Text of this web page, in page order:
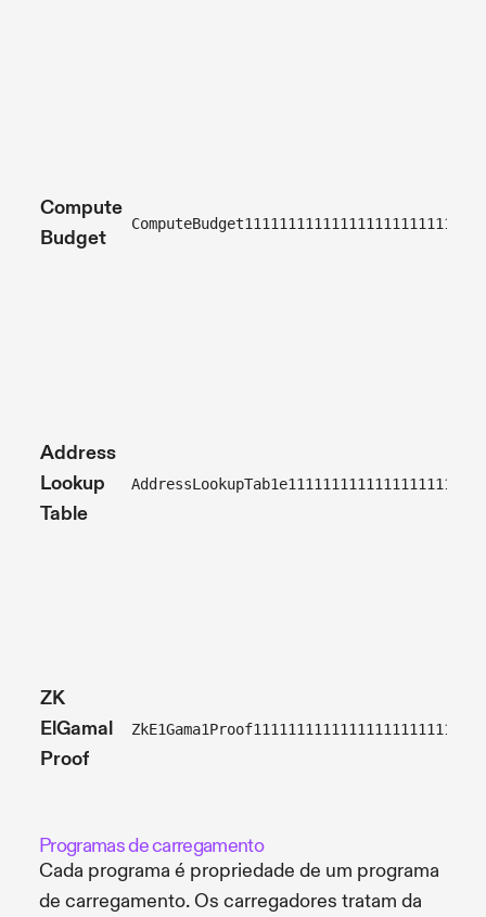
Compute
Budget
Address
Lookup
Table
ZK
ElGamal
Proof
Programas de carregamento
Cada programa é propriedade de um programa
de carregamento. Os carregadores tratam da